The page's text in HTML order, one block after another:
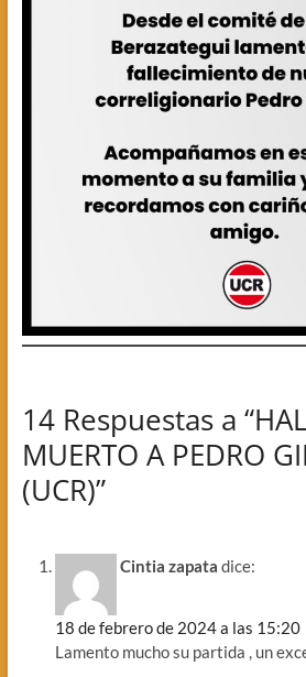
14 Respuestas a
MUERTO A PEDRO
(UCR)”
Cintia zapata dice:
18 de febrero de 2024 a las 15:20
Lamento mucho su partida , un